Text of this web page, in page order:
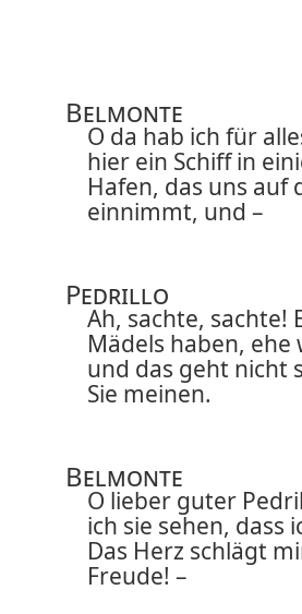
Belmonte
O da hab ich für
hier ein Schiff in
Hafen, das uns auf
einnimmt, und –
Pedrillo
Ah, sachte, sachte!
Mädels haben, ehe
und das geht nicht
Sie meinen.
Belmonte
O lieber guter
ich sie sehen, dass
Das Herz schlägt
Freude! –